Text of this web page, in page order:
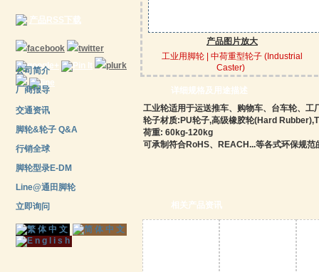
产品RSS下载
公司简介
厂商报导
交通资讯
脚轮&轮子 Q&A
行销全球
脚轮型录E-DM
Line@通田脚轮
立即询问
产品图片放大
工业用脚轮 | 中荷重型轮子 (Industrial
Caster)
详细规格及用途描述
工业轮适用于运送推车、购物车、台车轮、工
轮子材质:PU轮子,高级橡胶轮(Hard
荷重: 60kg-120kg
可承制符合RoHS、REACH...等各式环保规范
相关产品资讯